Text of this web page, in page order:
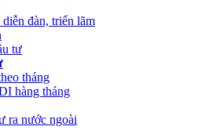
đàn, triển lãm
tư
tháng
hàng tháng
ra nước ngoài